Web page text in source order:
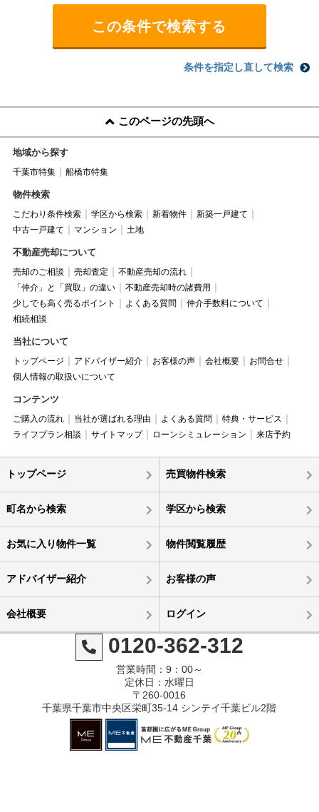
条件を指定し直して検索
このページの先頭へ
地域から探す
千葉市特集 船橋市特集
物件検索
こだわり条件検索 学区から検索 新着物件
新築一戸建て
中古一戸建て
マンション 土地
不動産売却について
売却のご相談 売却査定
不動産売却の流れ
「仲介」と「買取」の違い
不動産売却時の諸費用
少しでも高く売るポイント
よくある質問
仲介手数料について
相続相談
当社について
トップページ アドバイザー紹介 お客様の声 会社概要
お問合せ
個人情報の取扱いについて
コンテンツ
ご購入の流れ 当社が選ばれる理由 よくある質問
特典・サービス
ライフプラン相談
サイトマップ ローンシミュレーション 来店予約
トップページ 売買物件検索
町名から検索 学区から検索
お気に入り物件一覧 物件閲覧履歴
アドバイザー紹介 お客様の声
会社概要 ログイン
0120-362-312
営業時間：9：00～
定休日：水曜日
〒260-0016
千葉県千葉市中央区栄町35-14 シンテイ千葉ビル2階